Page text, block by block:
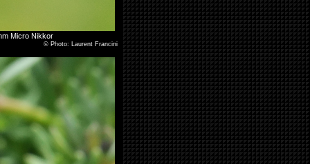
Micro Nikkor
© Photo: Laurent Francini